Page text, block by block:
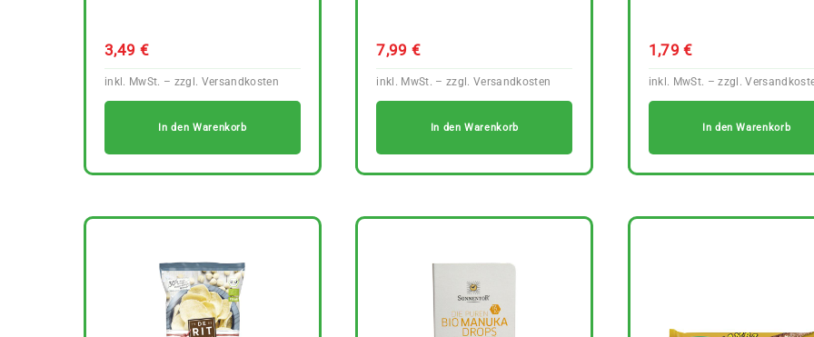
3,49 €
In den Warenkorb
7,99 €
In den Warenkorb
1,79€
In den Warenkorb